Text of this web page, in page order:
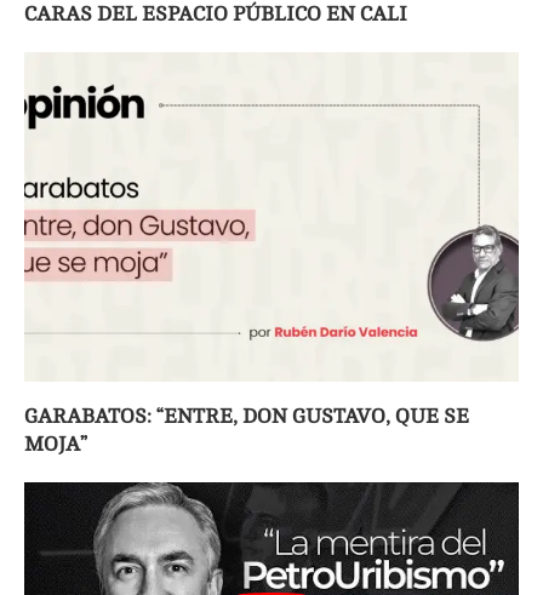
CARAS DEL ESPACIO PÚBLICO EN CALI
GARABATOS: “ENTRE, DON GUSTAVO, QUE SE
MOJA”